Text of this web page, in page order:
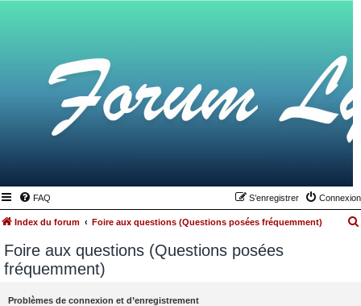
FAQ Connexion
S’enregistrer
Index du forum Foire aux questions (Questions posées fréquemment)
Foire aux questions (Questions posées
fréquemment)
Problèmes de connexion et d’enregistrement